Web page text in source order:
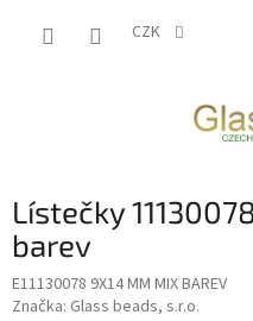
CZK
Lístečky
barev
E11130078 9X14 MM MIX BAREV
Značka: Glass beads, s.r.o.